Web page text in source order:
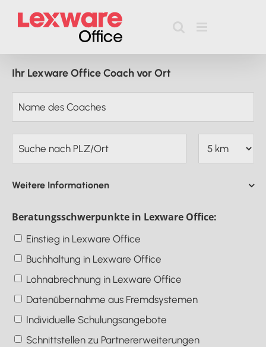
Zum
Inhalt
Ihr Lexware Office Coach vor Ort
Weitere Informationen
Beratungsschwerpunkte in Lexware Office:
Einstieg in Lexware Office
Buchhaltung in Lexware Office
Lohnabrechnung in Lexware Office
Datenübernahme aus Fremdsystemen
Individuelle Schulungsangebote
Schnittstellen zu Partnererweiterungen